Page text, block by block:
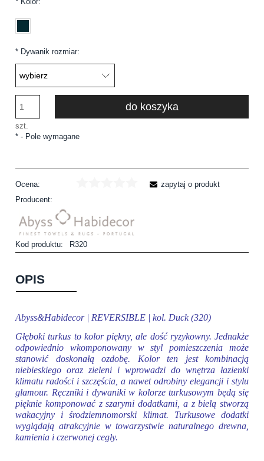
* Dywanik rozmiar:
szt.
do koszyka
* - Pole wymagane
Ocena:
Producent:
Kod produktu: R320
zapytaj o produkt
OPIS
Abyss&Habidecor | REVERSIBLE | kol. Duck (320)
Głęboki turkus to kolor piękny, ale dość ryzykowny. Jednakże
odpowiednio wkomponowany w styl pomieszczenia może
stanowić doskonałą ozdobę. Kolor ten jest kombinacją
niebieskiego oraz zieleni i wprowadzi do wnętrza łazienki
klimatu radości i szczęścia, a nawet odrobiny elegancji i stylu
glamour. Ręczniki i dywaniki w kolorze turkusowym będą się
pięknie komponować z szarymi dodatkami, a z bielą stworzą
wakacyjny i środziemnomorski klimat. Turkusowe dodatki
wyglądają atrakcyjnie w towarzystwie naturalnego drewna,
kamienia i czerwonej cegły.